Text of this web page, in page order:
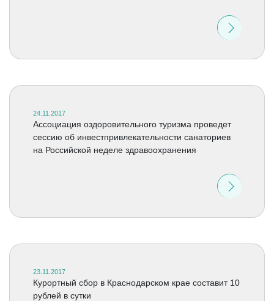
24.11.2017
Ассоциация оздоровительного туризма проведет
сессию об инвестпривлекательности санаториев
на Российской неделе здравоохранения
23.11.2017
Курортный сбор в Краснодарском крае составит 10
рублей в сутки